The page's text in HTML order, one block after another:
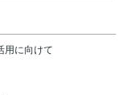
用に向けて